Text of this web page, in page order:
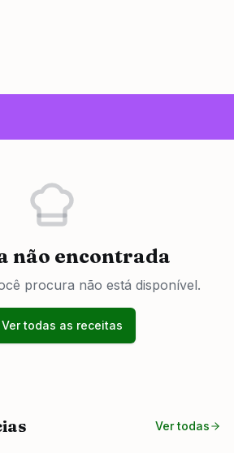
não encontrada
procura não está disponível.
Ver todas as receitas
Ver todas